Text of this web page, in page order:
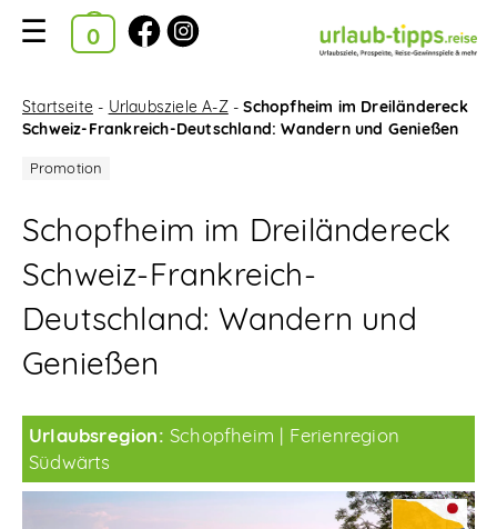
Kataloge
Suchfilter
Startseite
Reise-Gewinnspiele
Neue Katalog-Tipps
Ausgewählte Kataloge
Startseite - Urlaubsziele A-Z-Schopfheim im Dreiländereck
Schweiz-Frankreich-Deutschland: Wandern und Genießen
Schopfheim im Dreiländereck
Schweiz-Frankreich-
Deutschland: Wandern und
Genießen
Urlaubsregion: Schopfheim
Ferienregion
Südwärts